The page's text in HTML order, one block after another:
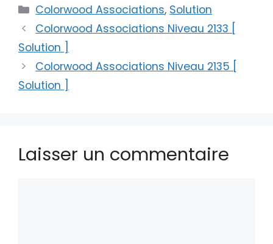
Catégories
Colorwood Associations, Solution
Colorwood Associations Niveau 2133 [
Solution ]
Colorwood Associations Niveau 2135 [
Solution ]
Laisser un commentaire